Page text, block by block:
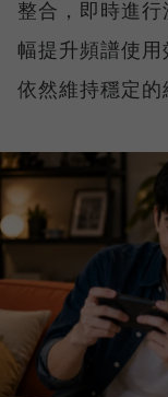
整合，即時進
幅提升頻譜使
依然維持穩定的